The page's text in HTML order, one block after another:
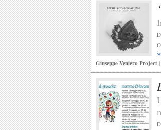
Giuseppe Veniero Project |